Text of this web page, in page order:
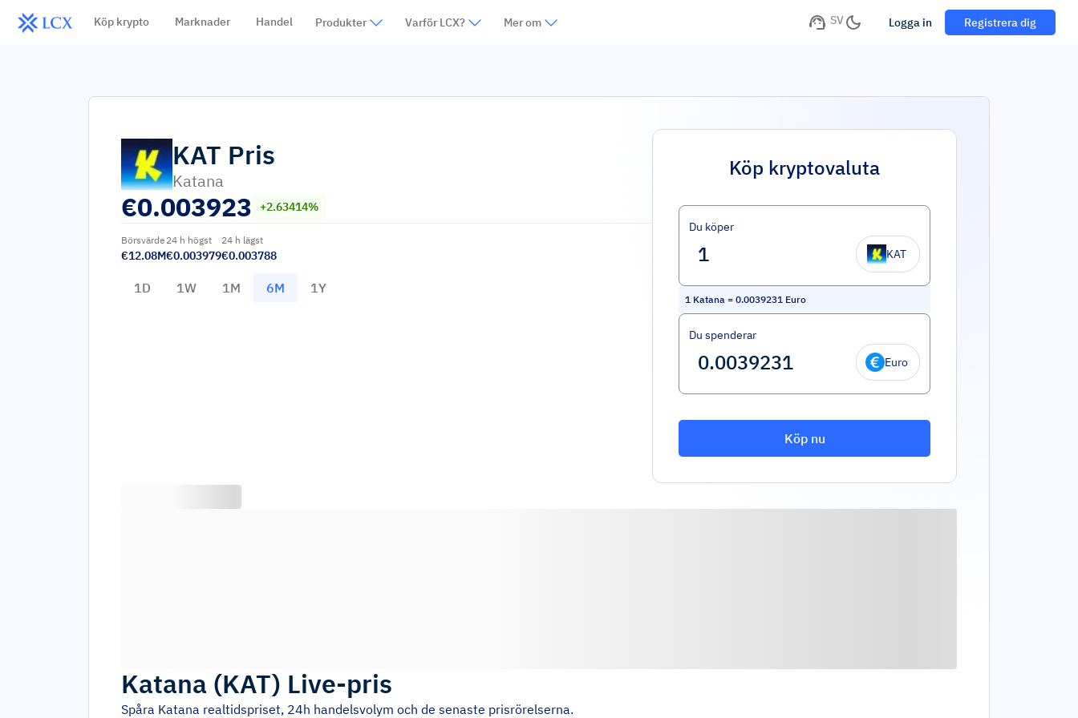
Köp krypto Marknader Handel Produkter Varför LCX? Mer om SV Logga in Registrera dig
KAT Pris
Katana
€0.003923 +2.63414%
Börsvärde
€12.08M
24 h högst
€0.003979
24 h lägst
€0.003788
1D 1W 1M 6M 1Y
Köp kryptovaluta
Du köper
KAT
1 Katana = 0.0039231 Euro
Du spenderar
Euro
Köp nu
Katana (KAT) Live-pris
Spåra Katana realtidspriset, 24h handelsvolym och de senaste prisrörelserna.